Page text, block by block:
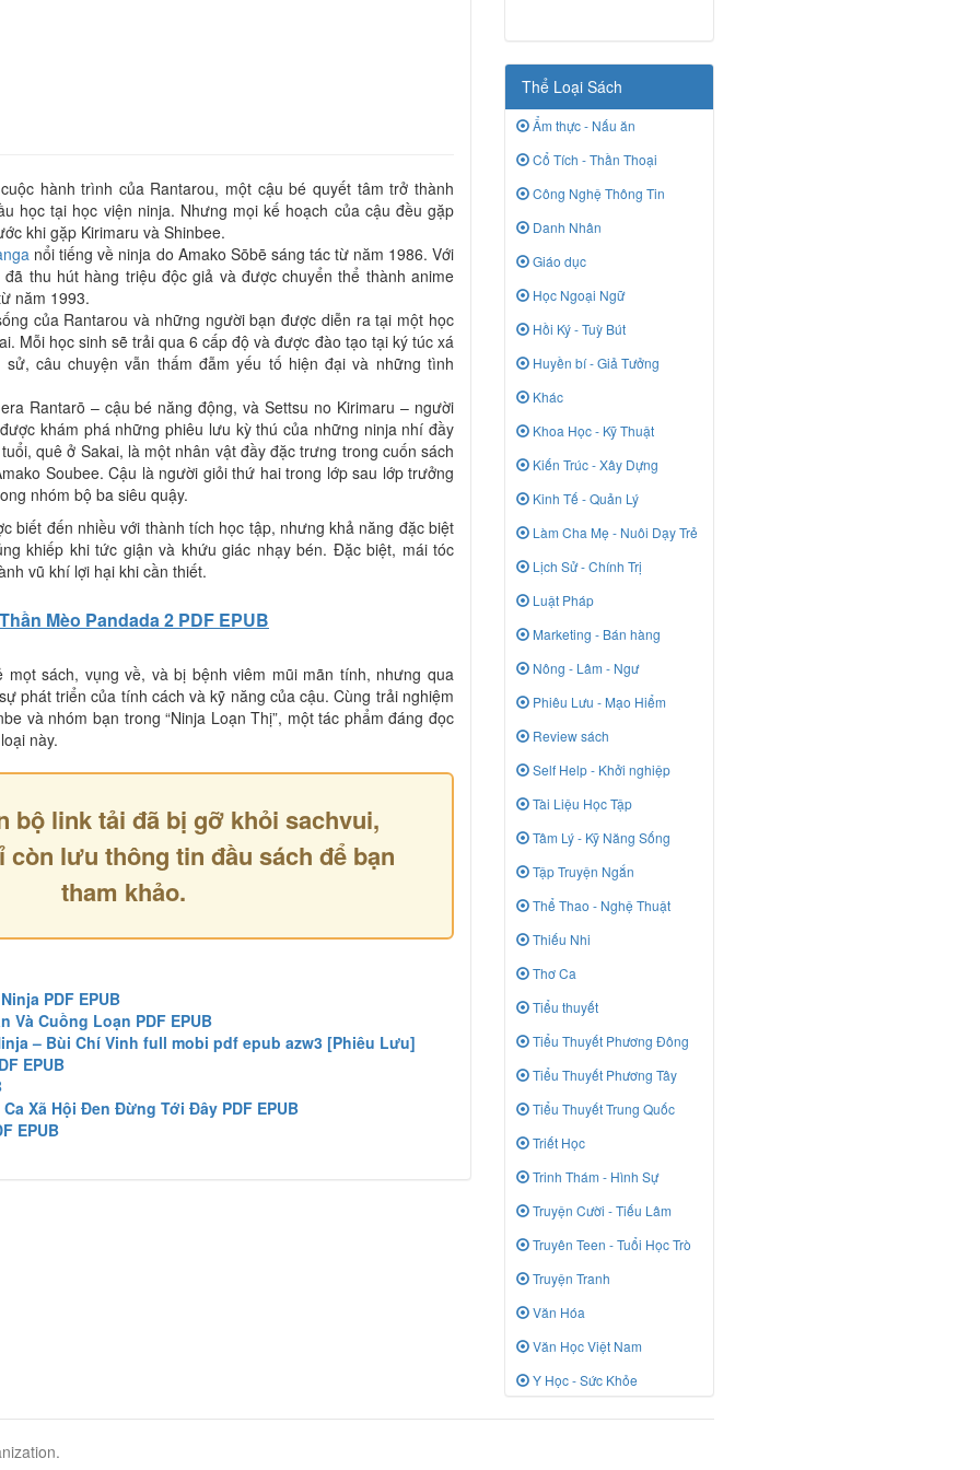
hành trình của Rantarou, một cậu bé quyết tâm trở thành
học tại học viện ninja. Nhưng mọi kế hoạch của cậu đều gặp
khi gặp Kirimaru và Shinbee.
nổi tiếng về ninja do Amako Sōbē sáng tác từ năm 1986. Với
thu hút hàng triệu độc giả và được chuyển thể thành anime
năm 1993.
của Rantarou và những người bạn được diễn ra tại một học
Mỗi học sinh sẽ trải qua 6 cấp độ và được đào tạo tại ký túc xá
câu chuyện vẫn thấm đẫm yếu tố hiện đại và những tình
Rantarō – cậu bé năng động, và Settsu no Kirimaru – người
khám phá những phiêu lưu kỳ thú của những ninja nhí đầy
quê ở Sakai, là một nhân vật đầy đặc trưng trong cuốn sách
Soubee. Cậu là người giỏi thứ hai trong lớp sau lớp trưởng
nhóm bộ ba siêu quậy.
biết đến nhiều với thành tích học tập, nhưng khả năng đặc biệt
khiếp khi tức giận và khứu giác nhạy bén. Đặc biệt, mái tóc
vũ khí lợi hại khi cần thiết.
Thần Mèo Pandada 2 PDF EPUB
mọt sách, vụng về, và bị bệnh viêm mũi mãn tính, nhưng qua
phát triển của tính cách và kỹ năng của cậu. Cùng trải nghiệm
và nhóm bạn trong “Ninja Loạn Thị”, một tác phẩm đáng đọc
này.
bộ link tải đã bị gỡ khỏi sachvui,
còn lưu thông tin đầu sách để bạn
tham khảo.
PDF EPUB
Và Cuồng Loạn PDF EPUB
– Bùi Chí Vinh full mobi pdf epub azw3 [Phiêu Lưu]
EPUB
Xã Hội Đen Đừng Tới Đây PDF EPUB
EPUB
Thể Loại Sách
Ẩm thực - Nấu ăn
Cổ Tích - Thần Thoại
Công Nghệ Thông Tin
Danh Nhân
Giáo dục
Học Ngoại Ngữ
Hồi Ký - Tuỳ Bút
Huyền bí - Giả Tưởng
Khác
Khoa Học - Kỹ Thuật
Kiến Trúc - Xây Dựng
Kinh Tế - Quản Lý
Làm Cha Mẹ - Nuôi Dạy Trẻ
Lịch Sử - Chính Trị
Luật Pháp
Marketing - Bán hàng
Nông - Lâm - Ngư
Phiêu Lưu - Mạo Hiểm
Review sách
Self Help - Khởi nghiệp
Tài Liệu Học Tập
Tâm Lý - Kỹ Năng Sống
Tập Truyện Ngắn
Thể Thao - Nghệ Thuật
Thiếu Nhi
Thơ Ca
Tiểu thuyết
Tiểu Thuyết Phương Đông
Tiểu Thuyết Phương Tây
Tiểu Thuyết Trung Quốc
Triết Học
Trinh Thám - Hình Sự
Truyện Cười - Tiếu Lâm
Truyên Teen - Tuổi Học Trò
Truyện Tranh
Văn Hóa
Văn Học Việt Nam
Y Học - Sức Khỏe